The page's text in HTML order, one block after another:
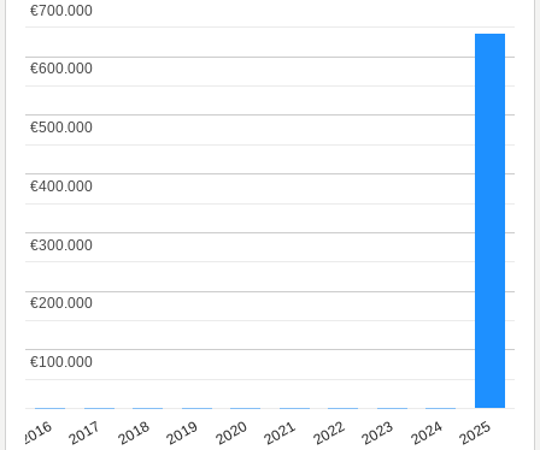
2016 2017 2018 2019 2020 2021 2022 2023 2024 2025
€100.000
€100.000
€200.000
€200.000
€300.000
€300.000
€400.000
€400.000
€500.000
€500.000
€600.000
€600.000
€700.000
€700.000